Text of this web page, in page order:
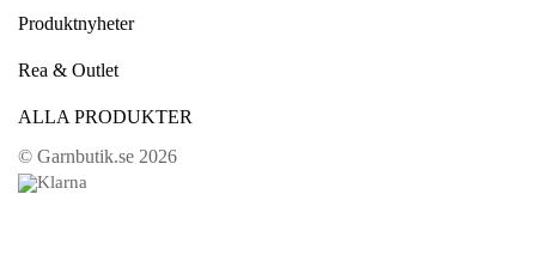
Produktnyheter
Rea & Outlet
ALLA PRODUKTER
© Garnbutik.se 2026